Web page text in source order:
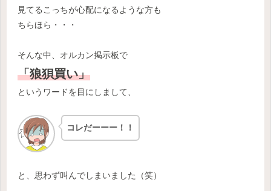
見てるこっちが心配になるような方も
ちらほら・・・
そんな中、オルカン掲示板で
「狼狽買い」
というワードを目にしまして、
コレだーーー！！
と、思わず叫んでしまいました（笑）